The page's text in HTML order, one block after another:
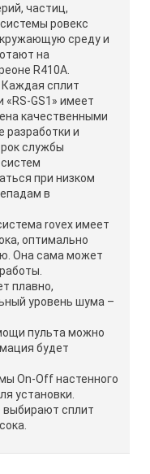
частиц,
ровекс
среду и
на
R410А.
сплит
«RS-GS1» имеет
качественными
и
службы
при низком
в
rovex имеет
оптимально
Она сама может
плавно,
уровень шума –
пульта можно
будет
On-Off настенного
установки.
сплит